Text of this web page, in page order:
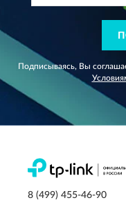
Подписываясь, Вы
8 (499) 455-46-90